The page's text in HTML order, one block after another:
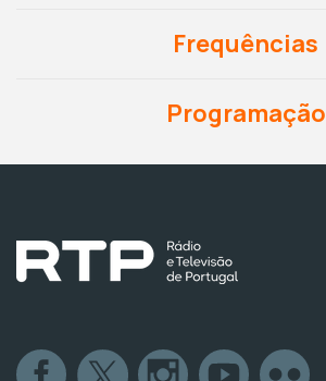
Frequências
Programação